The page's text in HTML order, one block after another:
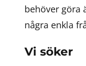
behöver göra
några enkla
Vi söker